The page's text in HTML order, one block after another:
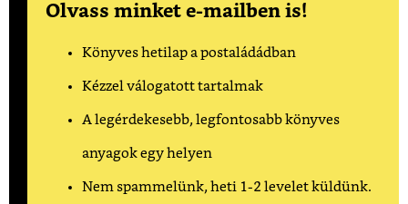
Olvass minket e-mailben is!
Könyves hetilap a postaládádban
Kézzel válogatott tartalmak
A legérdekesebb, legfontosabb könyves
anyagok egy helyen
Nem spammelünk, heti 1-2 levelet küldünk.